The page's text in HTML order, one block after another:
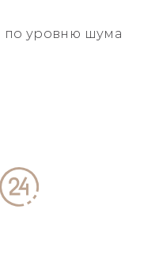
по уровню шума